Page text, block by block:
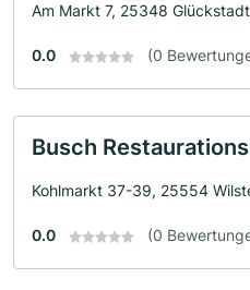
Am Markt 7, 25348 Glückstadt
0.0 (0
Busch
Kohlmarkt 37-39, 25554
0.0 (0